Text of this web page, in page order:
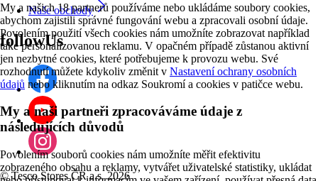
My a našich 18 partnerů používáme nebo ukládáme soubory cookies,
abychom zajistili správné fungování webu a zpracovali osobní údaje.
Povolením použití všech cookies nám umožníte zobrazovat například
také personalizovanou reklamu. V opačném případě zůstanou aktivní
jen nezbytné cookies, které potřebujeme k provozu webu. Své
rozhodnutí můžete kdykoliv změnit v Nastavení ochrany osobních
údajů nebo kliknutím na odkaz Soukromí a cookies v patičce webu.
My a naši partneři zpracováváme údaje z
následujících důvodů
Povolením souborů cookies nám umožníte měřit efektivitu
zobrazeného obsahu a reklamy, vytvářet uživatelské statistiky, ukládat
Naše obchody
followUs
©Tesco Stores ČR a.s. 2026